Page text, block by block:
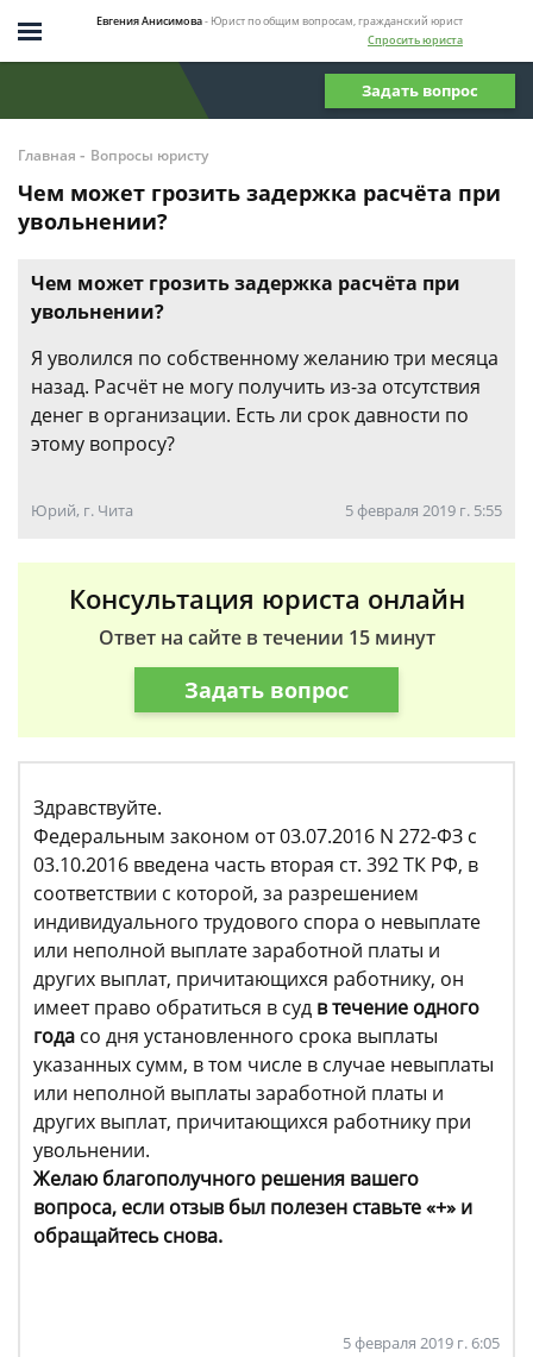
Евгения Анисимова- Юрист по общим вопросам, гражданский юрист
Спросить юриста
Задать вопрос
Главная - Вопросы юристу
Чем может грозить задержка расчёта при
увольнении?
Чем может грозить задержка расчёта при
увольнении?
Я уволился по собственному желанию три месяца
назад. Расчёт не могу получить из-за отсутствия
денег в организации. Есть ли срок давности по
этому вопросу?
Юрий, г. Чита 5 февраля 2019 г. 5:55
Консультация юриста онлайн
Ответ на сайте в течении 15 минут
Задать вопрос
Здравствуйте.
Федеральным законом от 03.07.2016 N 272-ФЗ с
03.10.2016 введена часть вторая ст. 392 ТК РФ, в
соответствии с которой, за разрешением
индивидуального трудового спора о невыплате
или неполной выплате заработной платы и
других выплат, причитающихся работнику, он
имеет право обратиться в суд в течение одного
года со дня установленного срока выплаты
указанных сумм, в том числе в случае невыплаты
или неполной выплаты заработной платы и
других выплат, причитающихся работнику при
увольнении.
Желаю благополучного решения вашего
вопроса, если отзыв был полезен ставьте «+» и
обращайтесь снова.
5 февраля 2019 г. 6:05